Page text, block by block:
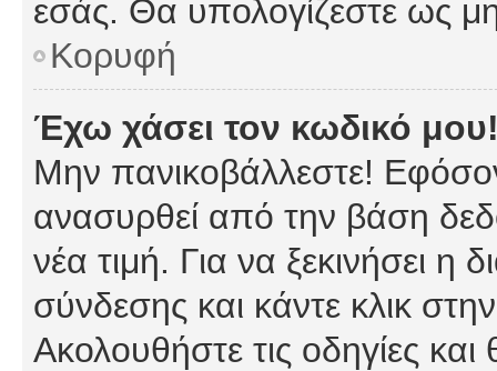
εσάς. Θα υπολογίζεστε ως
Κορυφή
Έχω χάσει τον κωδικό
Μην πανικοβάλλεστε!
ανασυρθεί από την βάση
νέα τιμή. Για να ξεκινήσει η
σύνδεσης και κάντε κλικ
Ακολουθήστε τις οδηγίες